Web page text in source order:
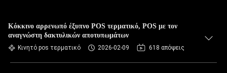
Κόκκινο αρρενωπό έξυπνο POS τερματικό, POS με τον
αναγνώστη δακτυλικών αποτυπωμάτων
Κινητό pos τερματικό 2026-02-09 618 απόψεις